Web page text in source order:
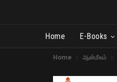
Home E-Books
Home ஆன்மீகம்